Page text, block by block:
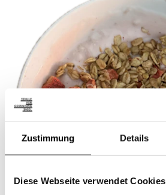
Zustimmung Details
Diese Webseite verwendet Cookies